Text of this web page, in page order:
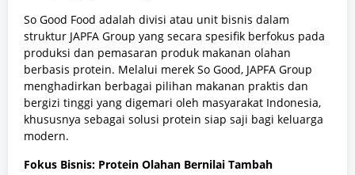
So Good Food adalah divisi atau unit bisnis dalam
struktur JAPFA Group yang secara spesifik berfokus pada
produksi dan pemasaran produk makanan olahan
berbasis protein. Melalui merek So Good, JAPFA Group
menghadirkan berbagai pilihan makanan praktis dan
bergizi tinggi yang digemari oleh masyarakat Indonesia,
khususnya sebagai solusi protein siap saji bagi keluarga
modern.
Fokus Bisnis: Protein Olahan Bernilai Tambah